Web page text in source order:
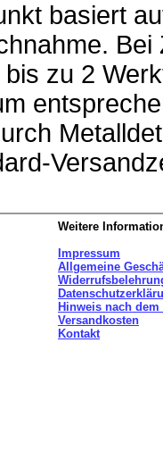
basiert
zu 2
Weitere
Impressum
Allgemeine
Hinweis nach
Versandkosten
Kontakt